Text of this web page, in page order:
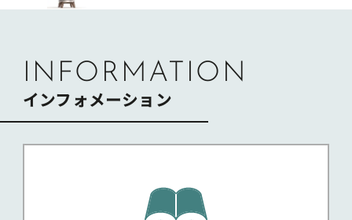
シ
INFORMATION
インフォメーション